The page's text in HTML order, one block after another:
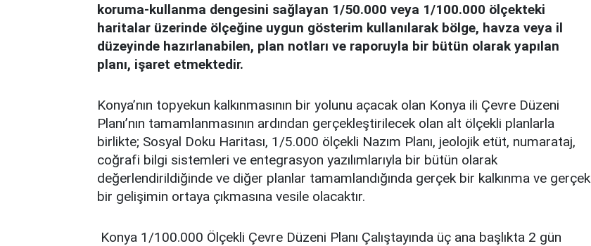
koruma-kullanma dengesini sağlayan 1/50.000 veya 1/100.000 ölçekteki
haritalar üzerinde ölçeğine uygun gösterim kullanılarak bölge, havza veya il
düzeyinde hazırlanabilen, plan notları ve raporuyla bir bütün olarak yapılan
planı, işaret etmektedir.
Konya’nın topyekun kalkınmasının bir yolunu açacak olan Konya ili Çevre Düzeni
Planı’nın tamamlanmasının ardından gerçekleştirilecek olan alt ölçekli planlarla
birlikte; Sosyal Doku Haritası, 1/5.000 ölçekli Nazım Planı, jeolojik etüt, numarataj,
coğrafi bilgi sistemleri ve entegrasyon yazılımlarıyla bir bütün olarak
değerlendirildiğinde ve diğer planlar tamamlandığında gerçek bir kalkınma ve gerçek
bir gelişimin ortaya çıkmasına vesile olacaktır.
Konya 1/100.000 Ölçekli Çevre Düzeni Planı Çalıştayında üç ana başlıkta 2 gün